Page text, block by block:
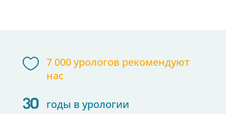
 7 000 урологов рекомендуют
нас
годы в урологии